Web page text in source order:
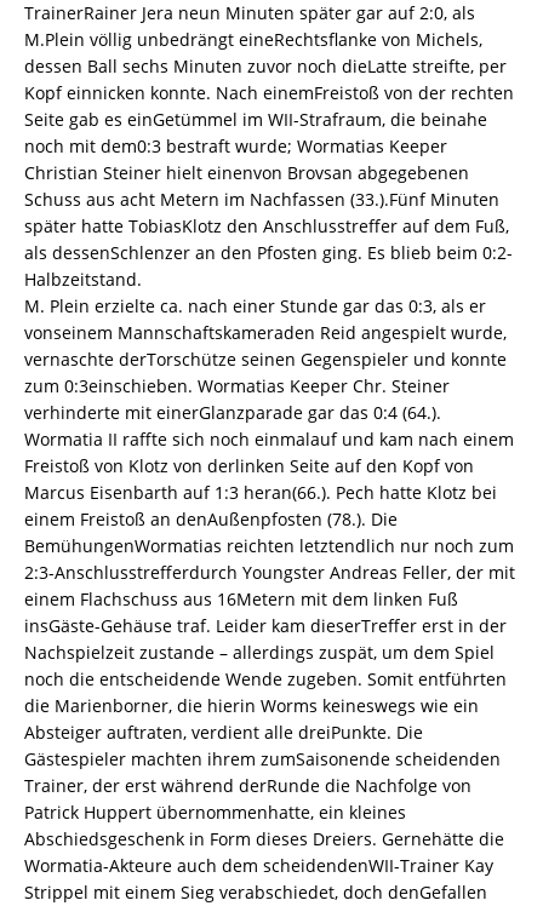
TrainerRainer Jera neun Minuten später gar auf 2:0, als
M.Plein völlig unbedrängt eineRechtsflanke von Michels,
dessen Ball sechs Minuten zuvor noch dieLatte streifte, per
Kopf einnicken konnte. Nach einemFreistoß von der rechten
Seite gab es einGetümmel im WII-Strafraum, die beinahe
noch mit dem0:3 bestraft wurde; Wormatias Keeper
Christian Steiner hielt einenvon Brovsan abgegebenen
Schuss aus acht Metern im Nachfassen (33.).Fünf Minuten
später hatte TobiasKlotz den Anschlusstreffer auf dem Fuß,
als dessenSchlenzer an den Pfosten ging. Es blieb beim 0:2-
Halbzeitstand.
M. Plein erzielte ca. nach einer Stunde gar das 0:3, als er
vonseinem Mannschaftskameraden Reid angespielt wurde,
vernaschte derTorschütze seinen Gegenspieler und konnte
zum 0:3einschieben. Wormatias Keeper Chr. Steiner
verhinderte mit einerGlanzparade gar das 0:4 (64.).
Wormatia II raffte sich noch einmalauf und kam nach einem
Freistoß von Klotz von derlinken Seite auf den Kopf von
Marcus Eisenbarth auf 1:3 heran(66.). Pech hatte Klotz bei
einem Freistoß an denAußenpfosten (78.). Die
BemühungenWormatias reichten letztendlich nur noch zum
2:3-Anschlusstrefferdurch Youngster Andreas Feller, der mit
einem Flachschuss aus 16Metern mit dem linken Fuß
insGäste-Gehäuse traf. Leider kam dieserTreffer erst in der
Nachspielzeit zustande – allerdings zuspät, um dem Spiel
noch die entscheidende Wende zugeben. Somit entführten
die Marienborner, die hierin Worms keineswegs wie ein
Absteiger auftraten, verdient alle dreiPunkte. Die
Gästespieler machten ihrem zumSaisonende scheidenden
Trainer, der erst während derRunde die Nachfolge von
Patrick Huppert übernommenhatte, ein kleines
Abschiedsgeschenk in Form dieses Dreiers. Gernehätte die
Wormatia-Akteure auch dem scheidendenWII-Trainer Kay
Strippel mit einem Sieg verabschiedet, doch denGefallen